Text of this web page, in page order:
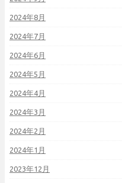
2024年8月
2024年7月
2024年6月
2024年5月
2024年4月
2024年3月
2024年2月
2024年1月
2023年12月